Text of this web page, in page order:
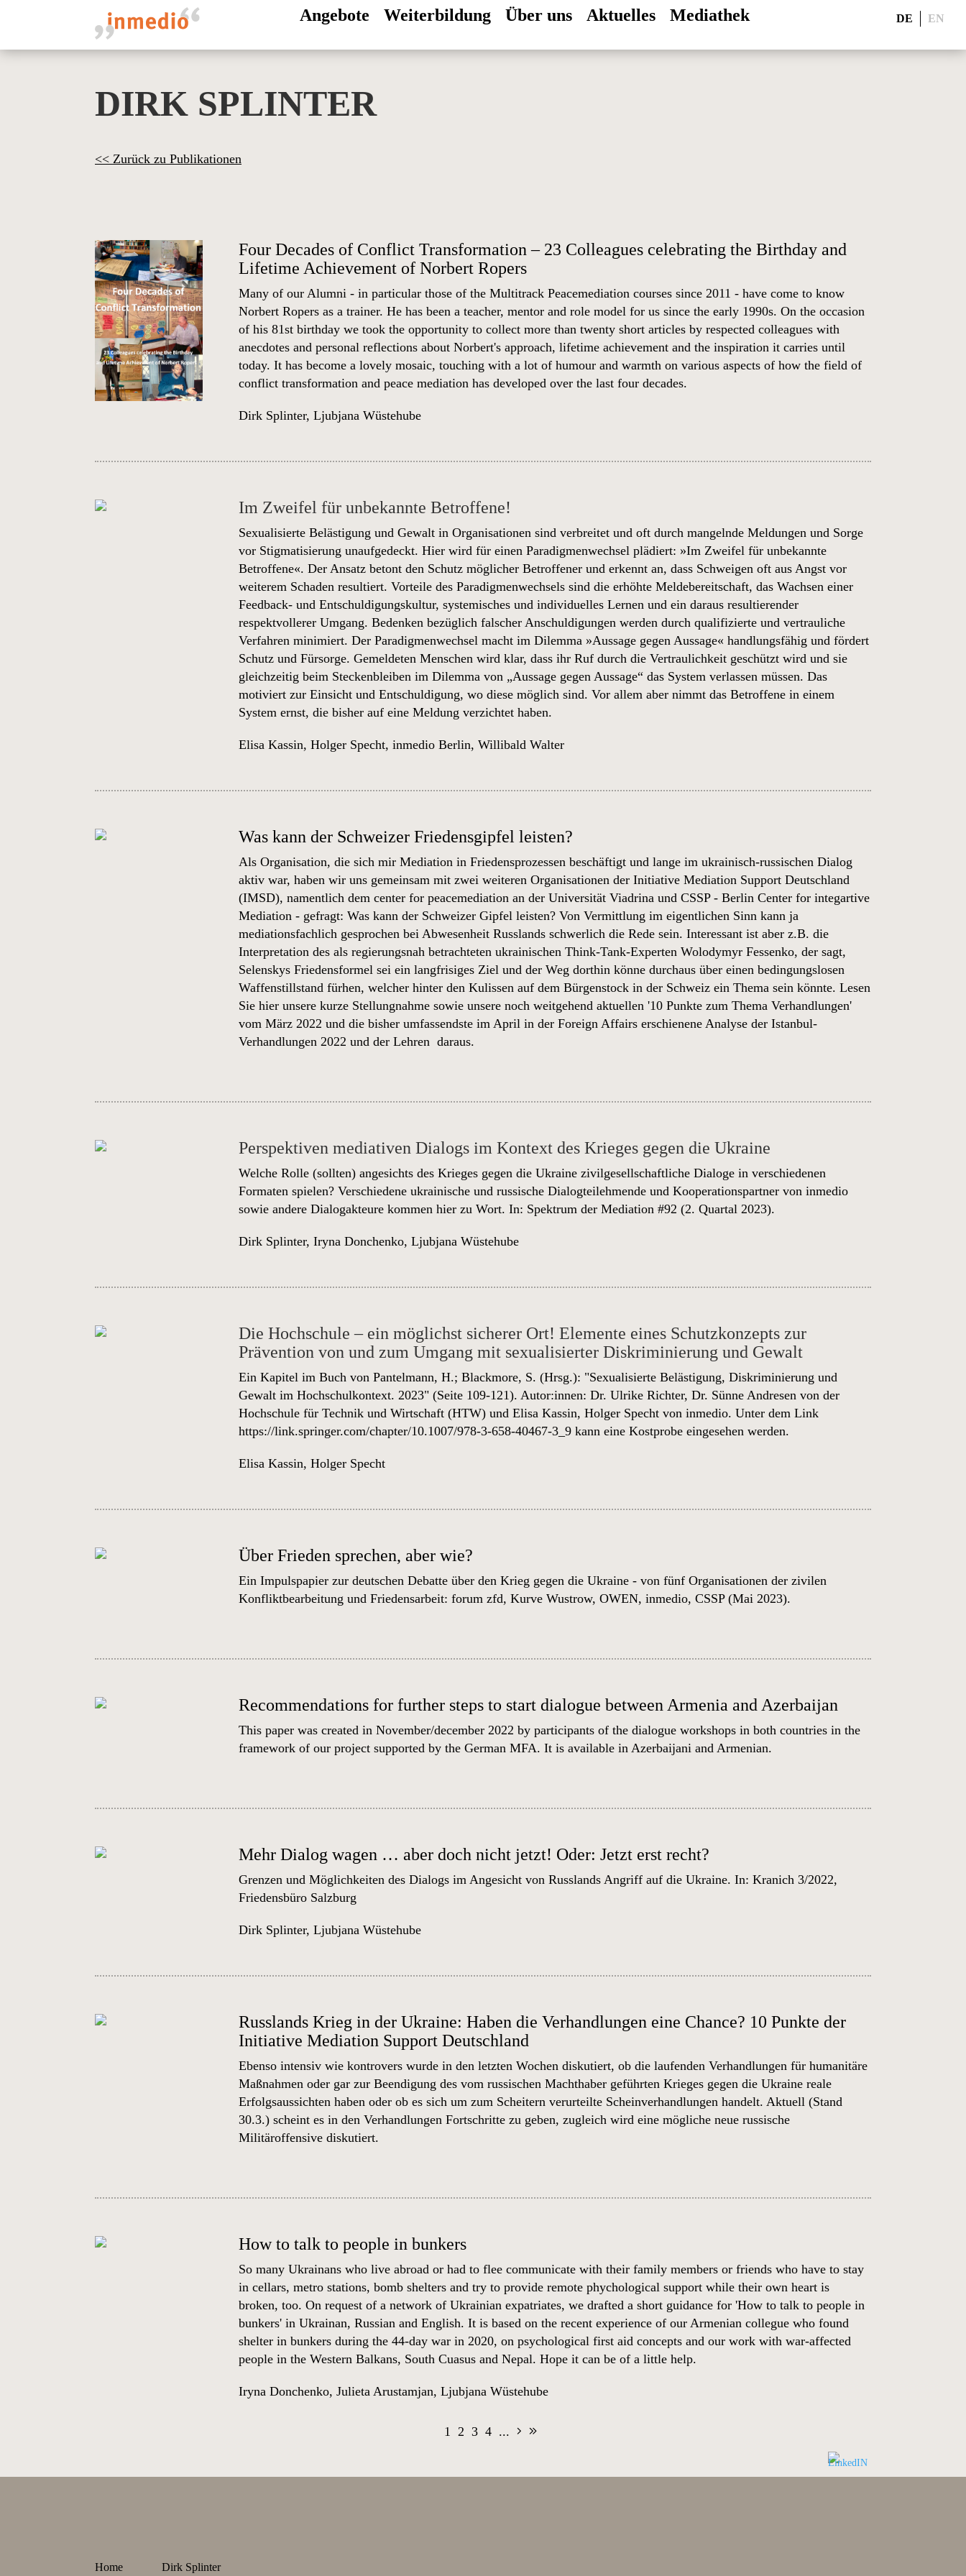
Angebote Weiterbildung Über uns Aktuelles Mediathek DE EN
DIRK SPLINTER
<< Zurück zu Publikationen
Four Decades of Conflict Transformation – 23 Colleagues celebrating the Birthday and
Lifetime Achievement of Norbert Ropers
Many of our Alumni - in particular those of the Multitrack Peacemediation courses since 2011 - have come to know
Norbert Ropers as a trainer. He has been a teacher, mentor and role model for us since the early 1990s. On the occasion
of his 81st birthday we took the opportunity to collect more than twenty short articles by respected colleagues with
anecdotes and personal reflections about Norbert's approach, lifetime achievement and the inspiration it carries until
today. It has become a lovely mosaic, touching with a lot of humour and warmth on various aspects of how the field of
conflict transformation and peace mediation has developed over the last four decades.
Dirk Splinter, Ljubjana Wüstehube
Im Zweifel für unbekannte Betroffene!
Sexualisierte Belästigung und Gewalt in Organisationen sind verbreitet und oft durch mangelnde Meldungen und Sorge
vor Stigmatisierung unaufgedeckt. Hier wird für einen Paradigmenwechsel plädiert: »Im Zweifel für unbekannte
Betroffene«. Der Ansatz betont den Schutz möglicher Betroffener und erkennt an, dass Schweigen oft aus Angst vor
weiterem Schaden resultiert. Vorteile des Paradigmenwechsels sind die erhöhte Meldebereitschaft, das Wachsen einer
Feedback- und Entschuldigungskultur, systemisches und individuelles Lernen und ein daraus resultierender
respektvollerer Umgang. Bedenken bezüglich falscher Anschuldigungen werden durch qualifizierte und vertrauliche
Verfahren minimiert. Der Paradigmenwechsel macht im Dilemma »Aussage gegen Aussage« handlungsfähig und fördert
Schutz und Fürsorge. Gemeldeten Menschen wird klar, dass ihr Ruf durch die Vertraulichkeit geschützt wird und sie
gleichzeitig beim Steckenbleiben im Dilemma von „Aussage gegen Aussage“ das System verlassen müssen. Das
motiviert zur Einsicht und Entschuldigung, wo diese möglich sind. Vor allem aber nimmt das Betroffene in einem
System ernst, die bisher auf eine Meldung verzichtet haben.
Elisa Kassin, Holger Specht, inmedio Berlin, Willibald Walter
Was kann der Schweizer Friedensgipfel leisten?
Als Organisation, die sich mir Mediation in Friedensprozessen beschäftigt und lange im ukrainisch-russischen Dialog
aktiv war, haben wir uns gemeinsam mit zwei weiteren Organisationen der Initiative Mediation Support Deutschland
(IMSD), namentlich dem center for peacemediation an der Universität Viadrina und CSSP - Berlin Center for integartive
Mediation - gefragt: Was kann der Schweizer Gipfel leisten? Von Vermittlung im eigentlichen Sinn kann ja
mediationsfachlich gesprochen bei Abwesenheit Russlands schwerlich die Rede sein. Interessant ist aber z.B. die
Interpretation des als regierungsnah betrachteten ukrainischen Think-Tank-Experten Wolodymyr Fessenko, der sagt,
Selenskys Friedensformel sei ein langfrisiges Ziel und der Weg dorthin könne durchaus über einen bedingungslosen
Waffenstillstand fürhen, welcher hinter den Kulissen auf dem Bürgenstock in der Schweiz ein Thema sein könnte. Lesen
Sie hier unsere kurze Stellungnahme sowie unsere noch weitgehend aktuellen '10 Punkte zum Thema Verhandlungen'
vom März 2022 und die bisher umfassendste im April in der Foreign Affairs erschienene Analyse der Istanbul-
Verhandlungen 2022 und der Lehren daraus.
Perspektiven mediativen Dialogs im Kontext des Krieges gegen die Ukraine
Welche Rolle (sollten) angesichts des Krieges gegen die Ukraine zivilgesellschaftliche Dialoge in verschiedenen
Formaten spielen? Verschiedene ukrainische und russische Dialogteilehmende und Kooperationspartner von inmedio
sowie andere Dialogakteure kommen hier zu Wort. In: Spektrum der Mediation #92 (2. Quartal 2023).
Dirk Splinter, Iryna Donchenko, Ljubjana Wüstehube
Die Hochschule – ein möglichst sicherer Ort! Elemente eines Schutzkonzepts zur
Prävention von und zum Umgang mit sexualisierter Diskriminierung und Gewalt
Ein Kapitel im Buch von Pantelmann, H.; Blackmore, S. (Hrsg.): "Sexualisierte Belästigung, Diskriminierung und
Gewalt im Hochschulkontext. 2023" (Seite 109-121). Autor:innen: Dr. Ulrike Richter, Dr. Sünne Andresen von der
Hochschule für Technik und Wirtschaft (HTW) und Elisa Kassin, Holger Specht von inmedio. Unter dem Link
https://link.springer.com/chapter/10.1007/978-3-658-40467-3_9 kann eine Kostprobe eingesehen werden.
Elisa Kassin, Holger Specht
Über Frieden sprechen, aber wie?
Ein Impulspapier zur deutschen Debatte über den Krieg gegen die Ukraine - von fünf Organisationen der zivilen
Konfliktbearbeitung und Friedensarbeit: forum zfd, Kurve Wustrow, OWEN, inmedio, CSSP (Mai 2023).
Recommendations for further steps to start dialogue between Armenia and Azerbaijan
This paper was created in November/december 2022 by participants of the dialogue workshops in both countries in the
framework of our project supported by the German MFA. It is available in Azerbaijani and Armenian.
Mehr Dialog wagen … aber doch nicht jetzt! Oder: Jetzt erst recht?
Grenzen und Möglichkeiten des Dialogs im Angesicht von Russlands Angriff auf die Ukraine. In: Kranich 3/2022,
Friedensbüro Salzburg
Dirk Splinter, Ljubjana Wüstehube
Russlands Krieg in der Ukraine: Haben die Verhandlungen eine Chance? 10 Punkte der
Initiative Mediation Support Deutschland
Ebenso intensiv wie kontrovers wurde in den letzten Wochen diskutiert, ob die laufenden Verhandlungen für humanitäre
Maßnahmen oder gar zur Beendigung des vom russischen Machthaber geführten Krieges gegen die Ukraine reale
Erfolgsaussichten haben oder ob es sich um zum Scheitern verurteilte Scheinverhandlungen handelt. Aktuell (Stand
30.3.) scheint es in den Verhandlungen Fortschritte zu geben, zugleich wird eine mögliche neue russische
Militäroffensive diskutiert.
How to talk to people in bunkers
So many Ukrainans who live abroad or had to flee communicate with their family members or friends who have to stay
in cellars, metro stations, bomb shelters and try to provide remote phychological support while their own heart is
broken, too. On request of a network of Ukrainian expatriates, we drafted a short guidance for 'How to talk to people in
bunkers' in Ukrainan, Russian and English. It is based on the recent experience of our Armenian collegue who found
shelter in bunkers during the 44-day war in 2020, on psychological first aid concepts and our work with war-affected
people in the Western Balkans, South Cuasus and Nepal. Hope it can be of a little help.
Iryna Donchenko, Julieta Arustamjan, Ljubjana Wüstehube
1 2 3 4 ...
Home Dirk Splinter